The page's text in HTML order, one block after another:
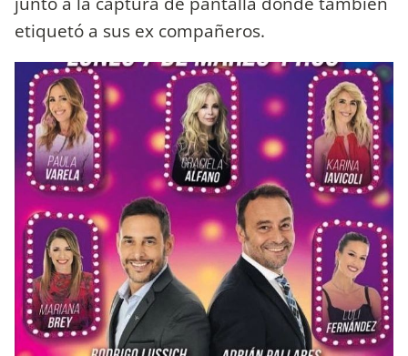
etiquetó a sus ex compañeros.